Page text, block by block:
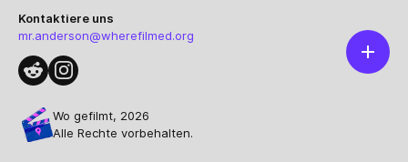
Kontaktiere uns
mr.anderson@wherefilmed.org
Wo gefilmt, 2026
Alle Rechte vorbehalten.